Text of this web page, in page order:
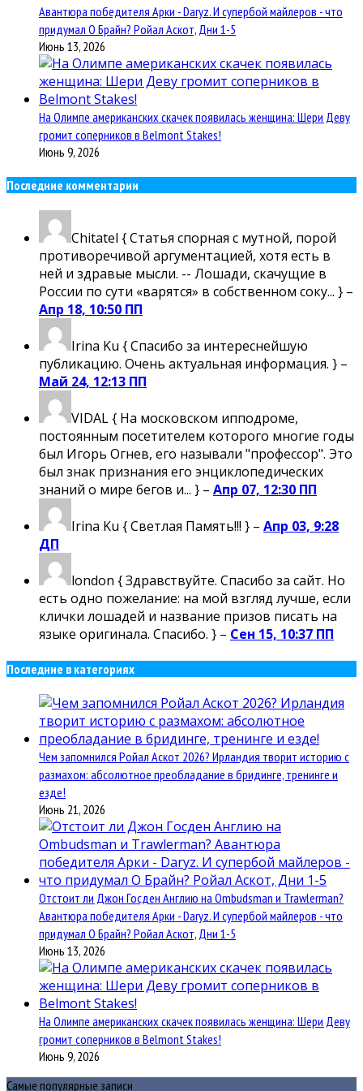
Авантюра победителя Арки - Daryz. И супербой майлеров - что
придумал О Брайн? Ройал Аскот, Дни 1-5
Июнь 13, 2026
На Олимпе американских скачек появилась женщина: Шери Деву
громит соперников в Belmont Stakes!
Июнь 9, 2026
Последние комментарии
Chitatel { Статья спорная с мутной, порой
противоречивой аргументацией, хотя есть в
ней и здравые мысли. -- Лошади, скачущие в
России по сути «варятся» в собственном соку... } –
Апр 18, 10:50 ПП
Irina Ku { Спасибо за интереснейшую
публикацию. Очень актуальная информация. } –
Май 24, 12:13 ПП
VIDAL{ На московском ипподроме,
постоянным посетителем которого многие годы
был Игорь Огнев, его называли "профессор". Это
был знак признания его энциклопедических
знаний о мире бегов и... } – Апр 07, 12:30 ПП
Irina Ku { Светлая Память!!! } – Апр 03, 9:28
ДП
london { Здравствуйте. Спасибо за сайт. Но
есть одно пожелание: на мой взгляд лучше, если
клички лошадей и название призов писать на
языке оригинала. Спасибо. } – Сен 15, 10:37 ПП
Последние в категориях
Чем запомнился Ройал Аскот 2026? Ирландия творит историю с
размахом: абсолютное преобладание в бридинге, тренинге и
езде!
Июнь 21, 2026
Отстоит ли Джон Госден Англию на Ombudsman и Trawlerman?
Авантюра победителя Арки - Daryz. И супербой майлеров - что
придумал О Брайн? Ройал Аскот, Дни 1-5
Июнь 13, 2026
На Олимпе американских скачек появилась женщина: Шери Деву
громит соперников в Belmont Stakes!
Июнь 9, 2026
Самые популярные записи